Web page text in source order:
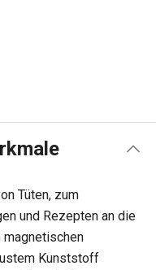
Tüten, zum
und Rezepten an die
magnetischen
Kunststoff